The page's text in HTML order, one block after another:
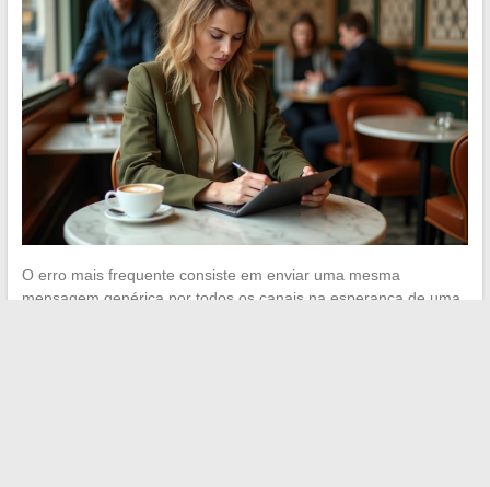
O erro mais frequente consiste em enviar uma mesma
mensagem genérica por todos os canais na esperança de uma